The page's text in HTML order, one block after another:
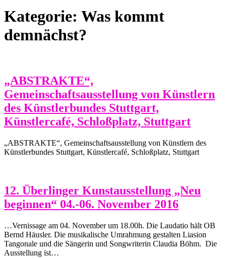
Kategorie: Was kommt
demnächst?
„ABSTRAKTE“,
Gemeinschaftsausstellung von Künstlern
des Künstlerbundes Stuttgart,
Künstlercafé, Schloßplatz, Stuttgart
„ABSTRAKTE“, Gemeinschaftsausstellung von Künstlern des
Künstlerbundes Stuttgart, Künstlercafé, Schloßplatz, Stuttgart
12. Überlinger Kunstausstellung „Neu
beginnen“ 04.-06. November 2016
…Vernissage am 04. November um 18.00h. Die Laudatio hält OB
Bernd Häusler. Die musikalische Umrahmung gestalten Liasion
Tangonale und die Sängerin und Songwriterin Claudia Böhm. Die
Ausstellung ist…